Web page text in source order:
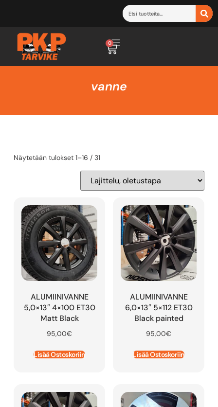
0
vanne
Näytetään tulokset 1–16 / 31
ALUMIINIVANNE
5,0×13″ 4×100 ET30
Matt Black
95,00€
Lisää Ostoskoriin
ALUMIINIVANNE
6,0×13″ 5×112 ET30
Black painted
95,00€
Lisää Ostoskoriin